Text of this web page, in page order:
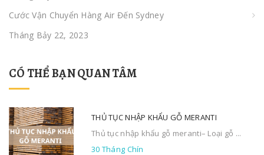
Cước Vận Chuyển Hàng Air Đến Sydney
Tháng Bảy 22, 2023
CÓ THỂ BẠN QUAN TÂM
THỦ TỤC NHẬP KHẨU GỖ MERANTI
Thủ tục nhập khẩu gỗ meranti– Loại gỗ ...
30 Tháng Chín